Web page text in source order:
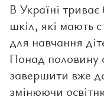
В Україні
шкіл, які мають
для навчання
Понад половину
завершити вже
змінюючи